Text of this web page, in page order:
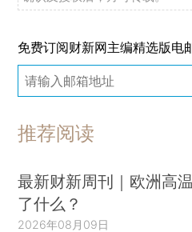
免费订阅财新网主编精选版电
推荐阅读
最新财新周刊｜欧洲高
了什么？
2026年08月09日